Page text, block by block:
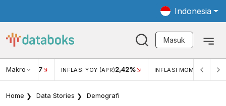
Indonesia
Masuk
Makro
USD/IDR 17 INFLASI YOY (APR)2,42% INFLASI MOM (MAR)
Home Data Stories Demografi